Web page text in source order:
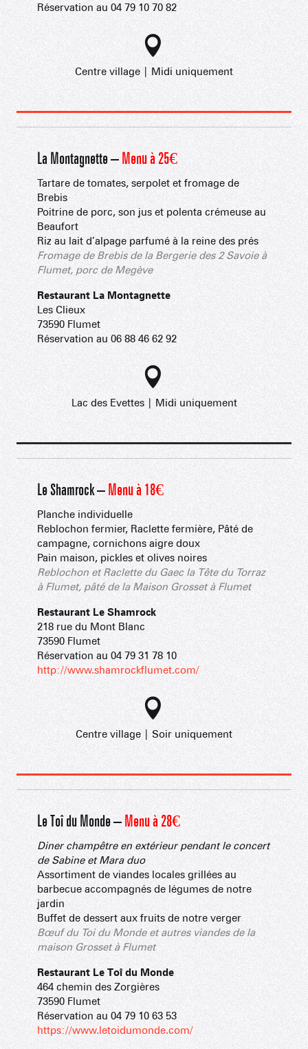
Réservation au 04 79 10 70 82
Centre village | Midi uniquement
La Montagnette – Menu à 25€
Tartare de tomates, serpolet et fromage de
Brebis
Poitrine de porc, son jus et polenta crémeuse au
Beaufort
Riz au lait d’alpage parfumé à la reine des prés
Fromage de Brebis de la Bergerie des 2 Savoie à
Flumet, porc de Megève
Restaurant La Montagnette
Les Clieux
73590 Flumet
Réservation au 06 88 46 62 92
Lac des Evettes | Midi uniquement
Le Shamrock – Menu à 18€
Planche individuelle
Reblochon fermier, Raclette fermière, Pâté de
campagne, cornichons aigre doux
Pain maison, pickles et olives noires
Reblochon et Raclette du Gaec la Tête du Torraz
à Flumet, pâté de la Maison Grosset à Flumet
Restaurant Le Shamrock
218 rue du Mont Blanc
73590 Flumet
Réservation au 04 79 31 78 10
http://www.shamrockflumet.com/
Centre village | Soir uniquement
Le Toî du Monde – Menu à 28€
Diner champêtre en extérieur pendant le concert
de Sabine et Mara duo
Assortiment de viandes locales grillées au
barbecue accompagnés de légumes de notre
jardin
Buffet de dessert aux fruits de notre verger
Bœuf du Toi du Monde et autres viandes de la
maison Grosset à Flumet
Restaurant Le Toî du Monde
464 chemin des Zorgières
73590 Flumet
Réservation au 04 79 10 63 53
https://www.letoidumonde.com/